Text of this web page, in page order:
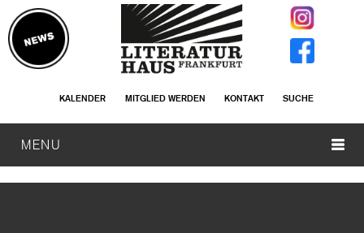
KALENDER MITGLIED WERDEN KONTAKT SUCHE
MENU